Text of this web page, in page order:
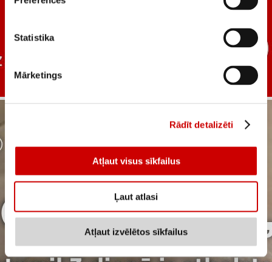
Statistika
Mārketings
Rādīt detalizēti
Atļaut visus sīkfailus
Ļaut atlasi
Atļaut izvēlētos sīkfailus